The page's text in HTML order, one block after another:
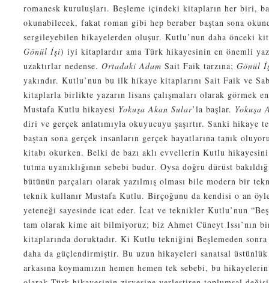
romanesk kuruluşları. Beşleme içindeki kitapların her biri,
okunabilecek, fakat roman gibi hep beraber baştan sona
sergileyebilen hikayelerden oluşur. Kutlu’nun daha önceki
Gönül İşi) iyi kitaplardır ama Türk hikayesinin en önemli
uzaktırlar nedense. Ortadaki Adam Sait Faik tarzına; Gönül
yakındır. Kutlu’nun bu ilk hikaye kitaplarını Sait Faik ve
kitaplarla birlikte yazarın lisans çalışmaları olarak görmek
Mustafa Kutlu hikayesi Yokuşa Akan Sular’la başlar. Yokuşa
diri ve gerçek anlatımıyla okuyucuyu şaşırtır. Sanki hikaye
baştan sona gerçek insanların gerçek hayatlarına tanık
kitabı okurken. Belki de bazı aklı evvellerin Kutlu hikayesini
tutma uyanıklığının sebebi budur. Oysa doğru dürüst
bütünün parçaları olarak yazılmış olması bile modern bir
teknik kullanır Mustafa Kutlu. Birçoğunu da kendisi o an
yeteneği sayesinde icat eder. İcat ve teknikler Kutlu’nun
tam olarak kime ait bilmiyoruz; biz Ahmet Cüneyt Issı’nın
kitaplarında doruktadır. Ki Kutlu tekniğini Beşlemeden sonra
daha da güçlendirmiştir. Bu uzun hikayeleri sanatsal üstünlük
arkasına koymamızın hemen hemen tek sebebi, bu